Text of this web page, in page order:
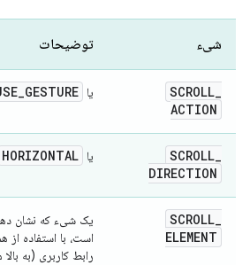
شیء توضیحات
SCROLL_
ACTION
یا _GESTURE
SCROLL_
DIRECTION
یا HORIZONTAL
SCROLL_
ELEMENT
یک شیء که نشان
است، با استفاده از
رابط کاربری (به